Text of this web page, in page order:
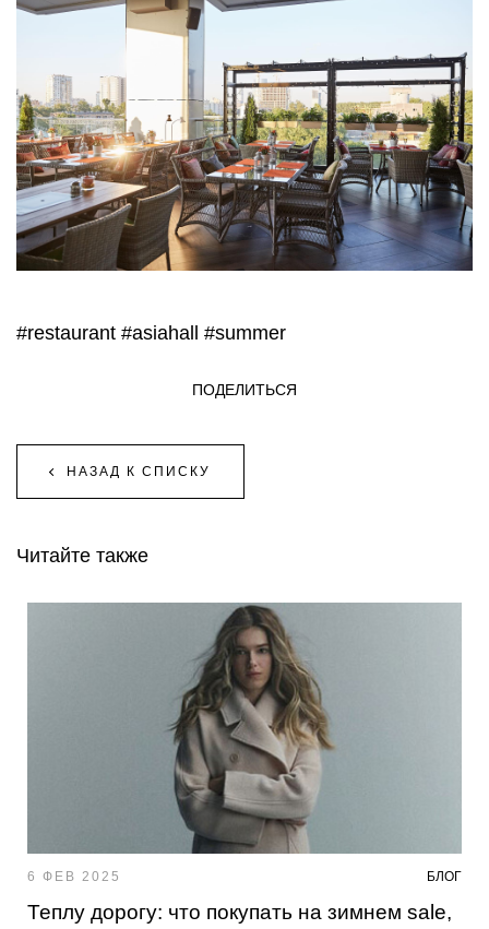
#restaurant #asiahall #summer
НАЗАД К СПИСКУ
ПОДЕЛИТЬСЯ
Читайте также
6 ФЕВ 2025 БЛОГ
Теплу дорогу: что покупать на зимнем sale,